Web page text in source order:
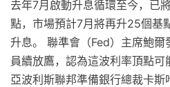
去年7月啟動升息循環至今，已
點，市場預計7月將再升25個基
升息。 聯準會（Fed）主席鮑爾
員續放鷹，認為這波利率頂點
亞波利斯聯邦準備銀行總裁卡斯